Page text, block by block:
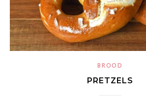
BROOD
PRETZELS